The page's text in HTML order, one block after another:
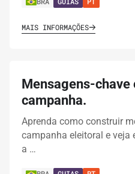
MAIS INFORMAÇÕES
Mensagens-chave
campanha.
Aprenda como construir
campanha eleitoral e veja
a …